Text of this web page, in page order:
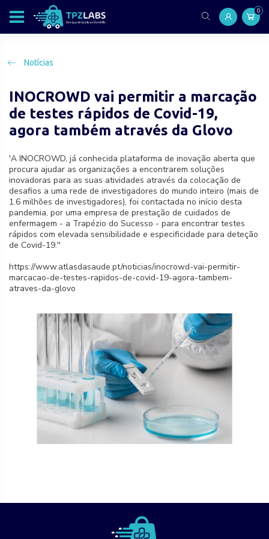
0
Notícias
INOCROWD vai permitir a marcação
de testes rápidos de Covid-19,
agora também através da Glovo
'A INOCROWD, já conhecida plataforma de inovação aberta que
procura ajudar as organizações a encontrarem soluções
inovadoras para as suas atividades através da colocação de
desafios a uma rede de investigadores do mundo inteiro (mais de
1.6 milhões de investigadores), foi contactada no início desta
pandemia, por uma empresa de prestação de cuidados de
enfermagem - a Trapézio do Sucesso - para encontrar testes
rápidos com elevada sensibilidade e especificidade para deteção
de Covid-19.''
https://www.atlasdasaude.pt/noticias/inocrowd-vai-permitir-
marcacao-de-testes-rapidos-de-covid-19-agora-tambem-
atraves-da-glovo